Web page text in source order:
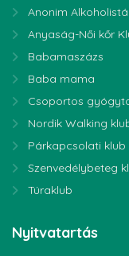
Anonim
Anyaság-Női kőr
Babamaszázs
Baba mama
Csoportos
Nordik Walking
Párkapcsolati klub
Szenvedélybeteg
Túraklub
Nyitvatartás